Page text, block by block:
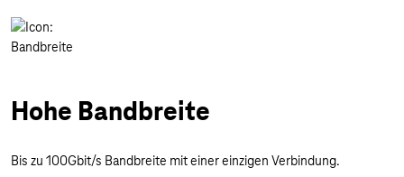
Hohe Bandbreite
Bis zu 100Gbit/s Bandbreite mit einer einzigen Verbindung.